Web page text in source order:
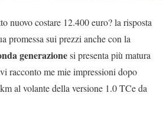
nuovo costare 12.400 euro? la risposta
promessa sui prezzi anche con la
generazionesi presenta più matura
racconto me mie impressioni dopo
al volante della versione 1.0 TCe da